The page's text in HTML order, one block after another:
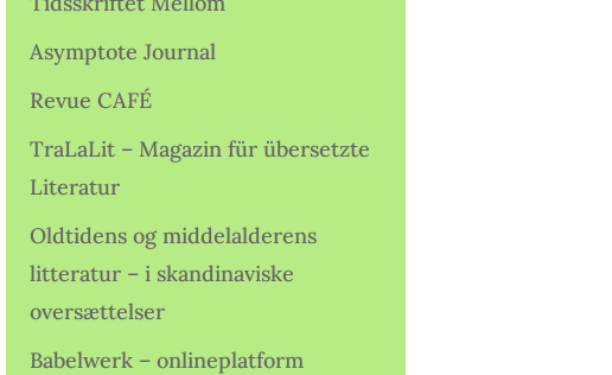
Asymptote Journal
Revue CAFÉ
TraLaLit – Magazin für übersetzte
Literatur
Oldtidens og middelalderens
litteratur – i skandinaviske
oversættelser
Babelwerk – onlineplatform